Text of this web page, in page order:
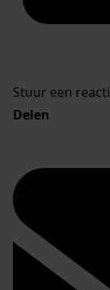
Stuur een
Delen